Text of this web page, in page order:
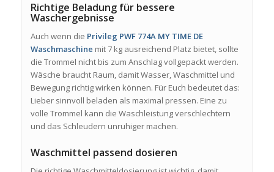
Richtige Beladung für bessere
Waschergebnisse
Auch wenn die Privileg PWF 774A MY TIME DE
Waschmaschine mit 7 kg ausreichend Platz bietet, sollte
die Trommel nicht bis zum Anschlag vollgepackt werden.
Wäsche braucht Raum, damit Wasser, Waschmittel und
Bewegung richtig wirken können. Für Euch bedeutet das:
Lieber sinnvoll beladen als maximal pressen. Eine zu
volle Trommel kann die Waschleistung verschlechtern
und das Schleudern unruhiger machen.
Waschmittel passend dosieren